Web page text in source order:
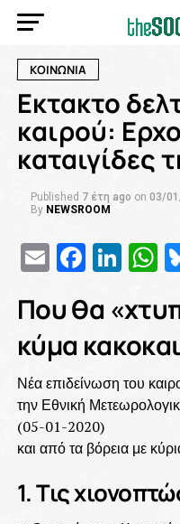
ΚΟΙΝΩΝΙΑ
Εκτακτο
καιρού:
καταιγίδες
Published 7 έτη ago on 03/
By NEWSROOM
Email
Που θα
κύμα
Νέα επιδείνωση του
την Εθνική
(05-01-2020)
και από τα βόρεια με
1. Τις